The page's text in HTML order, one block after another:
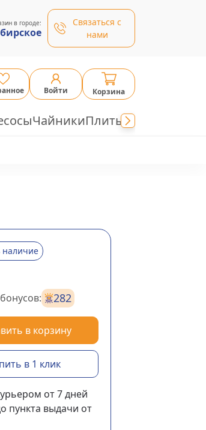
в городе:
Связаться с
нами
Войти Корзина
ЧайникиПлиты
наличие
282
в корзину
в 1 клик
от 7дней
пункта выдачи от